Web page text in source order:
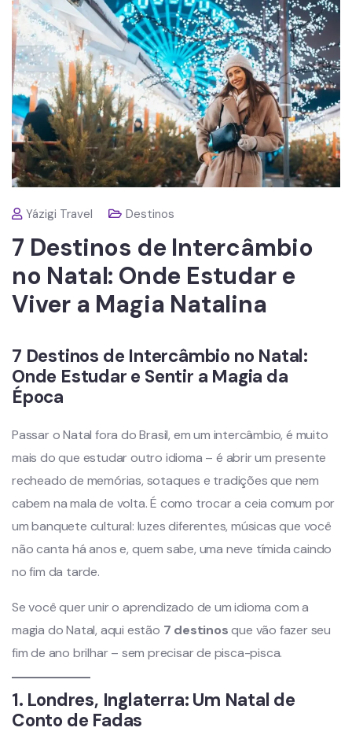
Yázigi Travel Destinos
7 Destinos de Intercâmbio
no Natal: Onde Estudar e
Viver a Magia Natalina
7 Destinos de Intercâmbio no Natal:
Onde Estudar e Sentir a Magia da
Época
Passar o Natal fora do Brasil, em um intercâmbio, é muito
mais do que estudar outro idioma – é abrir um presente
recheado de memórias, sotaques e tradições que nem
cabem na mala de volta. É como trocar a ceia comum por
um banquete cultural: luzes diferentes, músicas que você
não canta há anos e, quem sabe, uma neve tímida caindo
no fim da tarde.
Se você quer unir o aprendizado de um idioma com a
magia do Natal, aqui estão 7 destinosque vão fazer seu
fim de ano brilhar – sem precisar de pisca-pisca.
1. Londres, Inglaterra: Um Natal de
Conto de Fadas